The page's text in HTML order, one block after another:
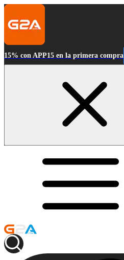
15% con APP15 en la primera compra